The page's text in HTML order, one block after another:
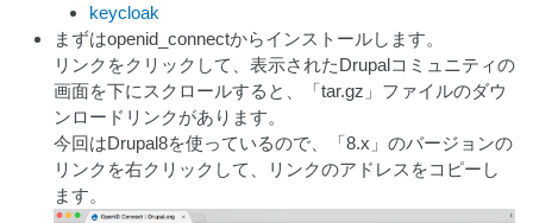
keycloak
まずはopenid_connectからインストールします。
リンクをクリックして、表示されたDrupalコミュニティの
画面を下にスクロールすると、「tar.gz」ファイルのダウ
ンロードリンクがあります。
今回はDrupal8を使っているので、「8.x」のバージョンの
リンクを右クリックして、リンクのアドレスをコピーし
ます。